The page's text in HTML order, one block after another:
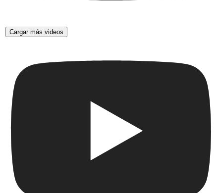
Cargar más videos